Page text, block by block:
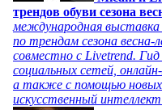
трендов обуви сезона
международная
по трендам сезона
совместно с Livetrend.
социальных сетей,
а также с помощью новых
искусственный